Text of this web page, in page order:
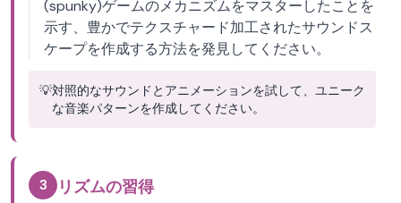
(spunky)ゲームのメカニズムをマスターしたことを
示す、豊かでテクスチャード加工されたサウンドス
ケープを作成する方法を発見してください。
💡対照的なサウンドとアニメーションを試して、ユニーク
な音楽パターンを作成してください。
3 リズムの習得